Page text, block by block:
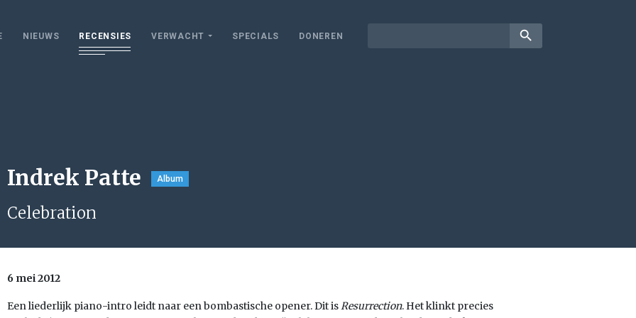
NIEUWS RECENSIES VERWACHT SPECIALS DONEREN search
Indrek Patte Album
Celebration
6 mei 2012
Een liederlijk piano-intro leidt naar een bombastische opener. Dit isResurrection. Het klinkt precies